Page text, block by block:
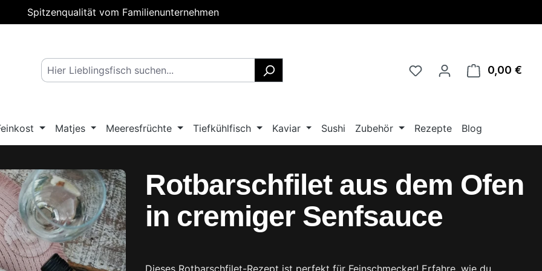
Spitzenqualität vom Familienunternehmen
0,00 €
Matjes Meeresfrüchte Tiefkühlfisch Kaviar Sushi Zubehör Rezepte Blog
Rotbarschfilet aus dem Ofen
in cremiger Senfsauce
Dieses Rotbarschfilet-Rezept ist perfekt für Feinschmecker! Erfahre, wie du